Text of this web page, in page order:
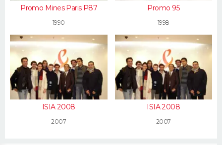
Promo Mines Paris P87
1990
Promo 95
1998
ISIA 2008
2007
ISIA 2008
2007